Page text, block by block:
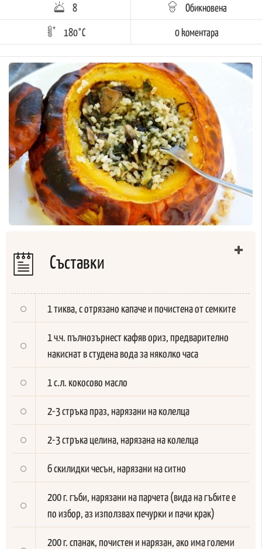
8
Обикновена
180°C
0 kоментара
Съставки
1 тиква, с отрязано капаче и почистена от семките
1 ч.ч. пълнозърнест кафяв ориз, предварително
накиснат в студена вода за няколко часа
1 с.л. кокосово масло
2-3 стръка праз, нарязани на колелца
2-3 стръка целина, нарязана на колелца
6 скилидки чесън, нарязани на ситно
200 г. гъби, нарязани на парчета (вида на гъбите е
по избор, аз използвах печурки и пачи крак)
200 г. спанак, почистен и нарязан, ако има големи